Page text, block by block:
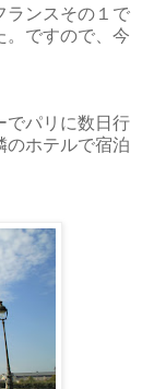
ランスその１で
。ですので、今
でパリに数日行
のホテルで宿泊